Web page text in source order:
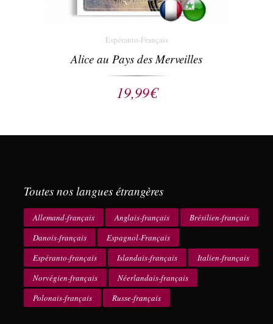
Espéranto-Français
Alice au Pays des Merveilles
19,99€
Toutes nos langues étrangères
Allemand-français Anglais-français
Brésilien-français
Danois-français
Espagnol-Français
Espéranto-français
Islandais-français
Italien-français
Norvégien-français
Néerlandais-français
Polonais-français
Russe-français